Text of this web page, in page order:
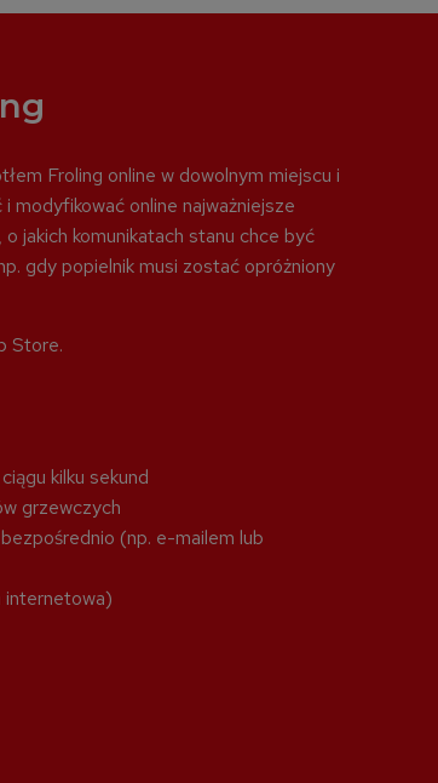
Froling online w dowolnym miejscu i
modyfikować online najważniejsze
jakich komunikatach stanu chce być
gdy popielnik musi zostać opróżniony
Store.
kilku sekund
grzewczych
(np. e-mailem lub
internetowa)